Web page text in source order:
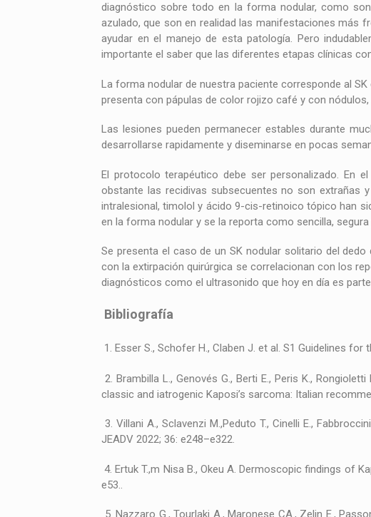
diagnóstico sobre todo en la forma nodular, como
azulado, que son en realidad las manifestaciones más
ayudar en el manejo de esta patología. Pero
importante el saber que las diferentes etapas clínicas
La forma nodular de nuestra paciente corresponde al
presenta con pápulas de color rojizo café y con
Las lesiones pueden permanecer estables durante
desarrollarse rapidamente y diseminarse en pocas
El protocolo terapéutico debe ser personalizado. En
obstante las recidivas subsecuentes no son extrañas
intralesional, timolol y ácido 9-cis-retinoico tópico han
en la forma nodular y se la reporta como sencilla,
Se presenta el caso de un SK nodular solitario del
con la extirpación quirúrgica se correlacionan con los
diagnósticos como el ultrasonido que hoy en día es
Bibliografía
1. Esser S., Schofer H., Claben J. et al. S1 Guidelines for
2. Brambilla L., Genovés G., Berti E., Peris K.,
classic and iatrogenic Kaposi’s sarcoma: Italian
3. Villani A., Sclavenzi M.,Peduto T., Cinelli E.,
JEADV 2022; 36: e248–e322.
4. Ertuk T.,m Nisa B., Okeu A. Dermoscopic findings of
e53..
5. Nazzaro G., Tourlaki A., Maronese CA., Zelin E.,